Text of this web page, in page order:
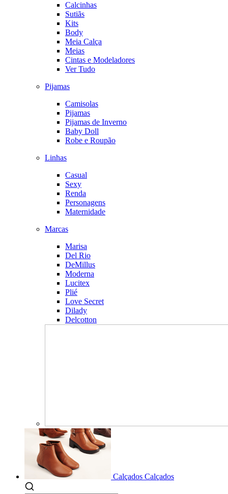
Calcinhas
Sutiãs
Kits
Body
Meia Calça
Meias
Cintas e Modeladores
Ver Tudo
Pijamas
Camisolas
Pijamas
Pijamas de Inverno
Baby Doll
Robe e Roupão
Linhas
Casual
Sexy
Renda
Personagens
Maternidade
Marcas
Marisa
Del Rio
DeMillus
Moderna
Lucitex
Plié
Love Secret
Dilady
Delcotton
Calçados Calçados